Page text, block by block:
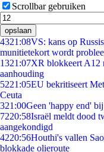
Scrollbar gebruiken
opslaan
4321:08VS: kans op
munitietekort wordt
1321:07XR blokkeert A12
aanhouding
5221:05EU bekritiseert
Ceuta
321:00Geen 'happy end'
7220:58Israël meldt dood
aangekondigd
4220:56Houthi's vallen
blokkade olieroute